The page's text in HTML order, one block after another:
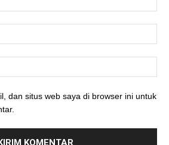
dan situs web saya di browser ini untuk